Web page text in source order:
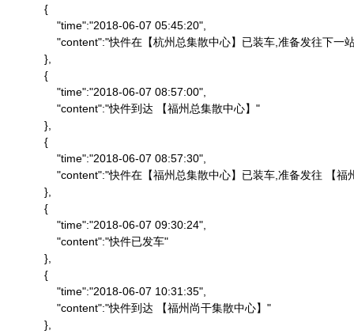
            {
                "time":"2018-06-07 05:45:20",
"content":"快件在【杭州总集散中心】已装车,准备发往下一
            },
            {
                "time":"2018-06-07 08:57:00",
                "content":"快件到达 【福州总集散中心】"
            },
            {
                "time":"2018-06-07 08:57:30",
"content":"快件在【福州总集散中心】已装车,准备发往 【
            },
            {
                "time":"2018-06-07 09:30:24",
                "content":"快件已发车"
            },
            {
                "time":"2018-06-07 10:31:35",
                "content":"快件到达 【福州尚干集散中心】"
            },